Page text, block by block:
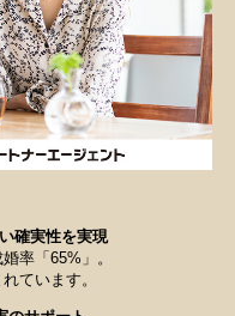
確実性を実現
率「65%」。
ています。